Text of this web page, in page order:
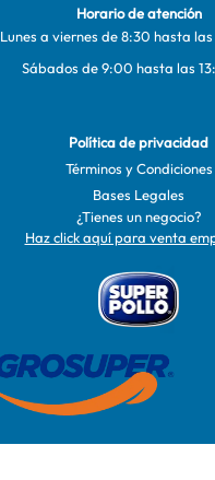
Horario de atención
Lunes a viernes de 8:30 hasta las
Sábados de 9:00 hasta las
Política de privacidad
Términos y Condiciones
Bases Legales
¿Tienes un negocio?
Haz click aquí para venta